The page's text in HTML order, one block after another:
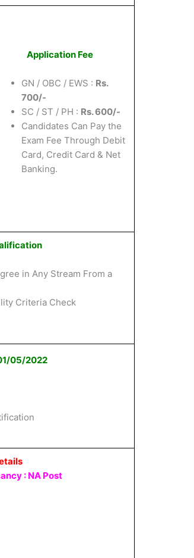
Application Fee
GN / OBC / EWS : Rs.
700/-
SC / ST / PH : Rs. 600/-
Candidates Can Pay the
Exam Fee Through Debit
Card, Credit Card & Net
Banking.
in Any Stream From a
Criteria Check
05/2022
: NA Post